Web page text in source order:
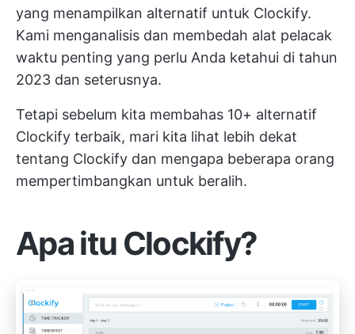
yang menampilkan alternatif untuk Clockify.
Kami menganalisis dan membedah alat pelacak
waktu penting yang perlu Anda ketahui di tahun
2023 dan seterusnya.
Tetapi sebelum kita membahas 10+ alternatif
Clockify terbaik, mari kita lihat lebih dekat
tentang Clockify dan mengapa beberapa orang
mempertimbangkan untuk beralih.
Apa itu Clockify?